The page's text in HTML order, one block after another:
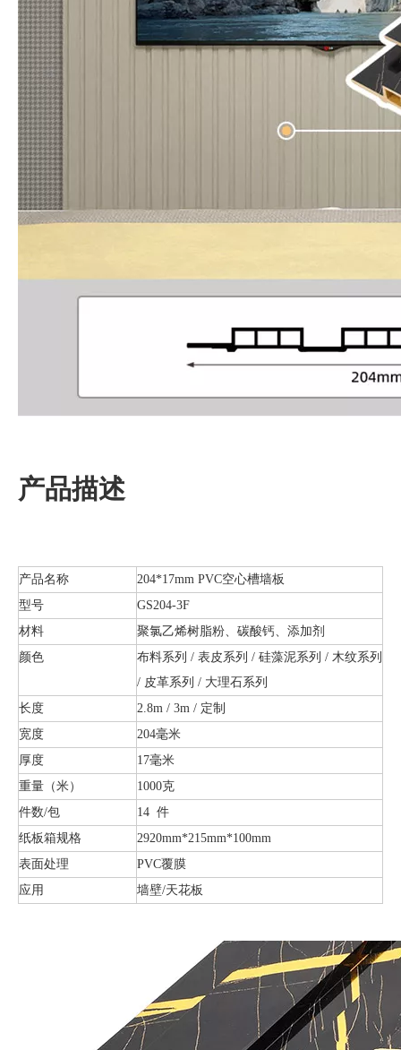
产品描述
产品名称
204*17mm PVC空心槽墙板
型号
GS204-3F
材料
聚氯乙烯树脂粉、碳酸钙、添加剂
颜色
布料系列 / 表皮系列 / 硅藻泥系列 / 木纹系列
/ 皮革系列 / 大理石系列
长度
2.8m / 3m / 定制
宽度
204毫米
厚度
17毫米
重量（米）
1000克
件数/包
14 件
纸板箱规格
2920mm*215mm*100mm
表面处理
PVC覆膜
应用
墙壁/天花板